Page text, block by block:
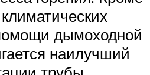
дымоходной
наилучший